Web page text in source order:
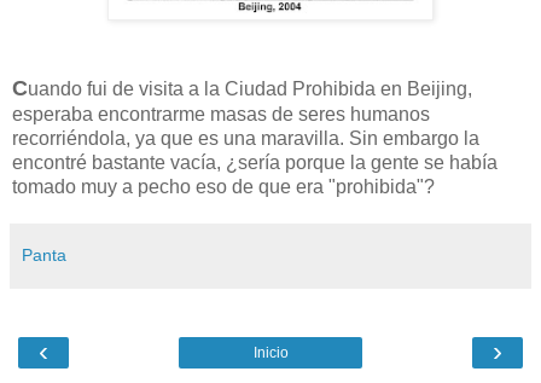
Cuando fui de visita a la Ciudad Prohibida en Beijing,
esperaba encontrarme masas de seres humanos
recorriéndola, ya que es una maravilla. Sin embargo la
encontré bastante vacía, ¿sería porque la gente se había
tomado muy a pecho eso de que era "prohibida"?
Panta
‹ ›
Inicio